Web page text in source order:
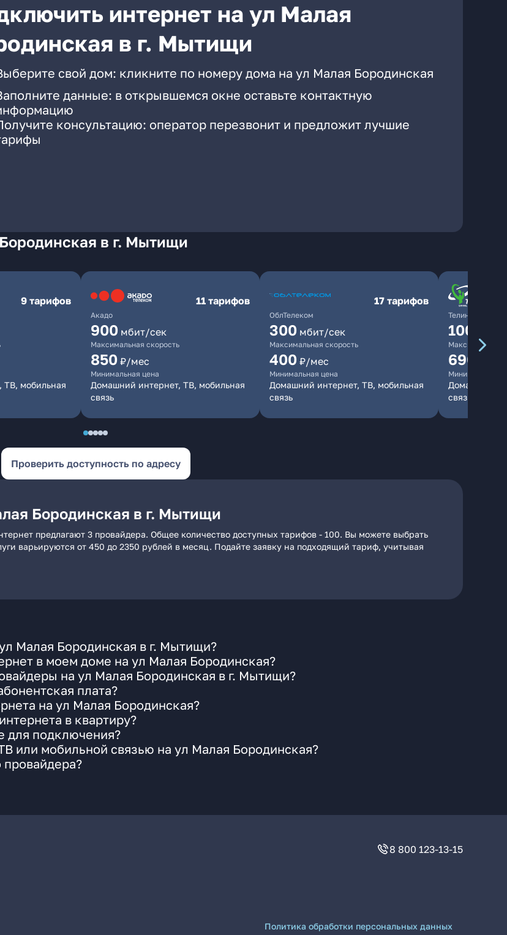
интернет на ул Малая
в г. Мытищи
свой дом: кликните по номеру дома на ул Малая Бородинская
данные: в открывшемся окне оставьте контактную
консультацию: оператор перезвонит и предложит лучшие
в г. Мытищи
9 тарифов
ТВ, мобильная
Акадо
11 тарифов
900 мбит/сек
Максимальная скорость
850 ₽/мес
Минимальная цена
Домашний интернет, ТВ, мобильная
связь
ОблТелеком
17 тарифов
300 мбит/сек
Максимальная скорость
400 ₽/мес
Минимальная цена
Домашний интернет, ТВ, мобильная
связь
ТелинКом
1000
Максимальная
690
Минимальная
Домашний
связь
Проверить доступность по адресу
Бородинская в г. Мытищи
предлагают 3 провайдера. Общее количество доступных тарифов - 100. Вы можете выбрать
варьируются от 450 до 2350 рублей в месяц. Подайте заявку на подходящий тариф, учитывая
Малая Бородинская в г. Мытищи?
в моем доме на ул Малая Бородинская?
на ул Малая Бородинская в г. Мытищи?
плата?
на ул Малая Бородинская?
в квартиру?
для подключения?
или мобильной связью на ул Малая Бородинская?
8 800 123-13-15
Политика обработки персональных данных